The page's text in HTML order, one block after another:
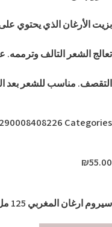
تعالج الشعر التالف
التقصف. مناسب للشعر بعد
Categories
₪55.00
سيروم ارغان المغربي 125 مل quantity